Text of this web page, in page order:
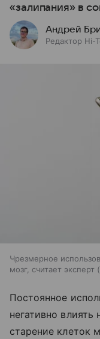
«залипания» в
Андрей
Редактор Hi-
Чрезмерное
мозг, считает эксперт
Постоянное
негативно влиять
старение клеток